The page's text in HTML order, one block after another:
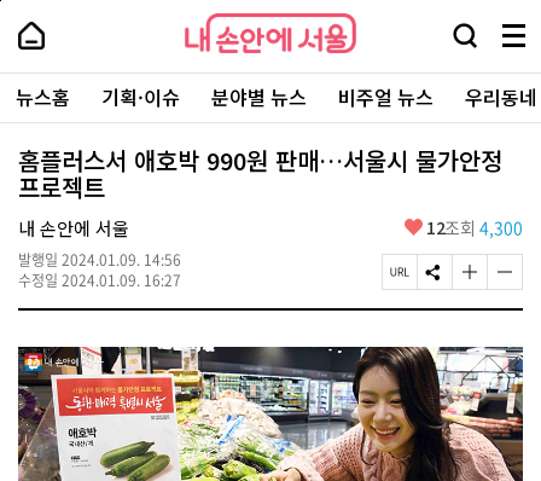
본
로
가
내
손
안
에
서
울
-
서
울
시
대
표
소
통
포
내
손
에
울
검
창
열
기
메
뉴
전
체
보
주
요
서
뉴스홈 기획·이슈 분야별 뉴스 비주얼 뉴스 우리동
홈플러스서 애호박 990원 판매…서울시 물가안정
프로젝트
내 손안에 서울
발행일 2024.01.09. 14:56
수정일 2024.01.09. 16:27
좋
요
12조회 4,300
페
이
U
R
L
복
사
S
N
공
유
하
기
글
자
기
크
게
변
경
하
기
글
자
기
작
게
변
경
하
기
페
상
단
로